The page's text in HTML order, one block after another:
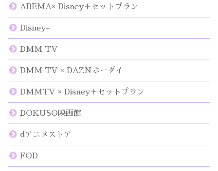
ABEMA× Disney＋セットプラン
Disney+
DMM TV
DMM TV × DAZNホーダイ
DMMTV × Disney＋セットプラン
DOKUSO映画館
dアニメストア
FOD